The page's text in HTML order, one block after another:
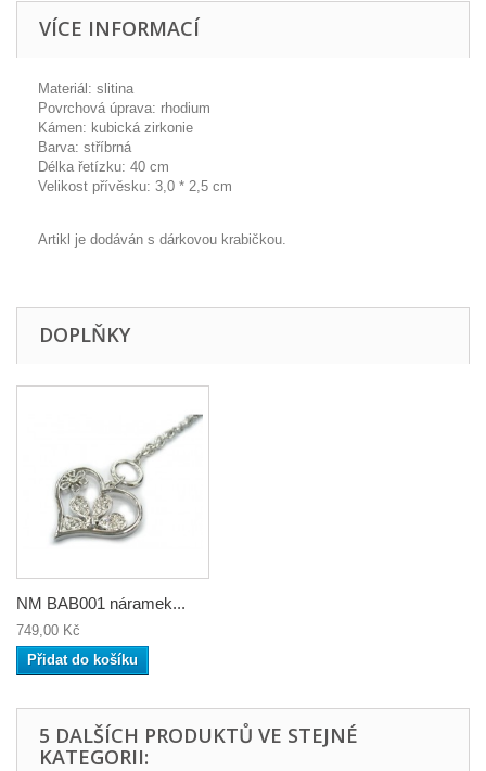
VÍCE INFORMACÍ
Materiál: slitina
Povrchová úprava: rhodium
Kámen: kubická zirkonie
Barva: stříbrná
Délka řetízku: 40 cm
Velikost přívěsku: 3,0 * 2,5 cm
Artikl je dodáván s dárkovou krabičkou.
DOPLŇKY
NM BAB001 náramek...
749,00 Kč
Přidat do košíku
5 DALŠÍCH PRODUKTŮ VE STEJNÉ
KATEGORII: